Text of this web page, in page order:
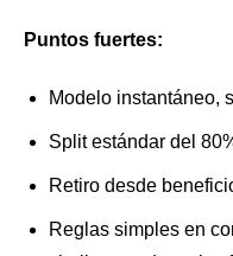
Puntos fuertes:
Modelo instantáneo,
Split estándar del
Retiro desde
Reglas simples en